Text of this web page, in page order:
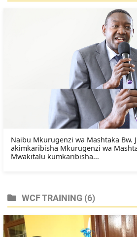
Naibu Mkurugenzi wa Mashtaka Bw.
akimkaribisha Mkurugenzi wa
Mwakitalu kumkaribisha...
WCF TRAINING (6)